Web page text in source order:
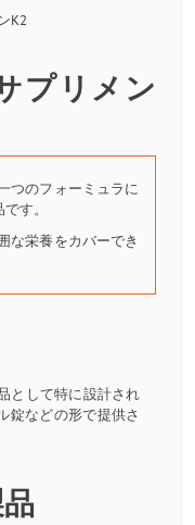
K2
プリメン
つのフォーミュラに
す。
な栄養をカバーでき
として特に設計され
錠などの形で提供さ